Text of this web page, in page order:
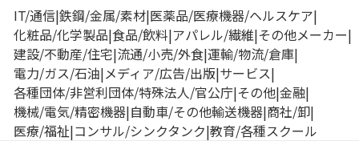
IT/通信 鉄鋼/金属/素材 医薬品/医療機器/ヘルスケア
化粧品/化学製品 食品/飲料 アパレル/繊維 その他メーカー
建設/不動産/住宅 流通/小売/外食 運輸/物流/倉庫
電力/ガス/石油 メディア/広告/出版 サービス
各種団体/非営利団体/特殊法人/官公庁 その他 金融
機械/電気/精密機器 自動車/その他輸送機器 商社/卸
医療/福祉 コンサル/シンクタンク 教育/各種スクール